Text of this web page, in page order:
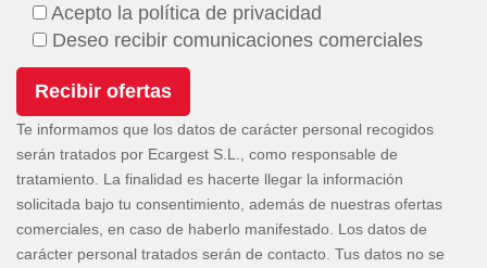
Acepto la política de privacidad
Deseo recibir comunicaciones comerciales
Te informamos que los datos de carácter personal recogidos
serán tratados por Ecargest S.L., como responsable de
tratamiento. La finalidad es hacerte llegar la información
solicitada bajo tu consentimiento, además de nuestras ofertas
comerciales, en caso de haberlo manifestado. Los datos de
carácter personal tratados serán de contacto. Tus datos no se